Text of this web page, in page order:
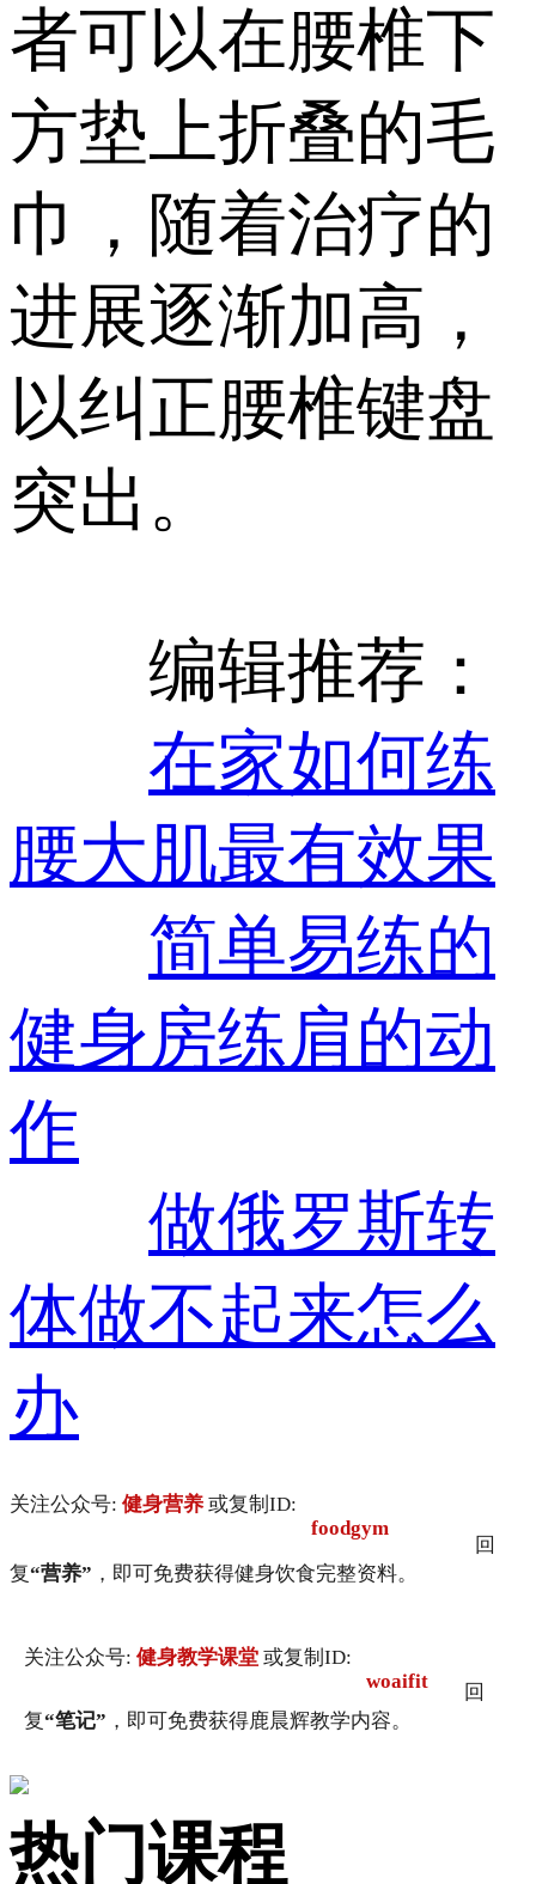
者可以在腰椎下
方垫上折叠的毛
巾，随着治疗的
进展逐渐加高，
以纠正腰椎键盘
突出。
编辑推荐：
在家如何练
腰大肌最有效果
简单易练的
健身房练肩的动
作
做俄罗斯转
体做不起来怎么
办
关注公众号: 健身营养 或复制ID:
foodgym
回
复“营养” ，即可免费获得健身饮食完整资料。
关注公众号: 健身教学课堂 或复制ID:
woaifit
回
复“笔记” ，即可免费获得鹿晨辉教学内容。
热门课程